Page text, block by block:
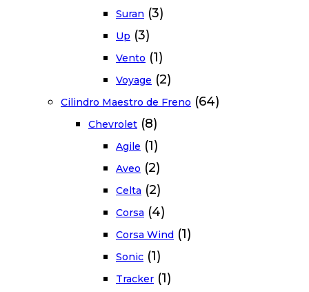
Suran (3)
Up (3)
Vento (1)
Voyage (2)
Cilindro Maestro de Freno (64)
Chevrolet (8)
Agile (1)
Aveo (2)
Celta (2)
Corsa (4)
Corsa Wind (1)
Sonic (1)
Tracker (1)